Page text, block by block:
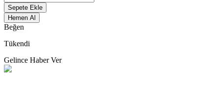
Sepete Ekle
Hemen Al
Beğen
Tükendi
Gelince Haber Ver